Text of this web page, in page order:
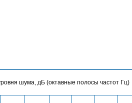
шума, дБ (октавные полосы частот Гц)